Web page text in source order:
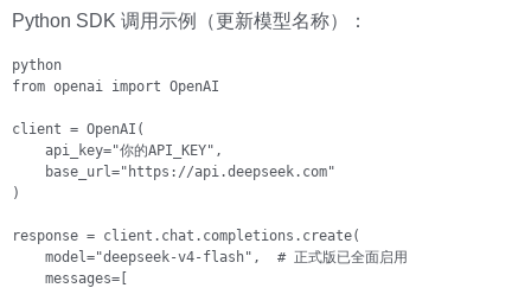
Python SDK 调用示例（更新模型名称）：
python
from openai import OpenAI
client = OpenAI(
    api_key="你的API_KEY",
    base_url="https://api.deepseek.com"
)
response = client.chat.completions.create(
    model="deepseek-v4-flash",  # 正式版已全面启用
    messages=[